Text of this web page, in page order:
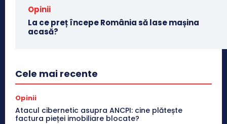
Opinii
La ce preț începe România să lase mașina
acasă?
Cele mai recente
Opinii
Atacul cibernetic asupra ANCPI: cine plătește
factura pieței imobiliare blocate?